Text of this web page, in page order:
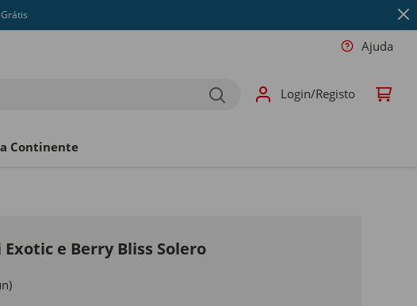
Ajuda
Login/Registo
Continente
e Berry Bliss Solero